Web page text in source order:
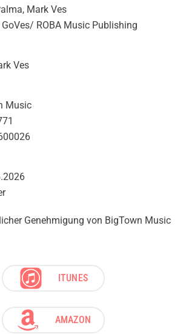
Mark Ves
ROBA Music Publishing
Ves
Music
Genehmigung von BigTown Music
ITUNES
AMAZON